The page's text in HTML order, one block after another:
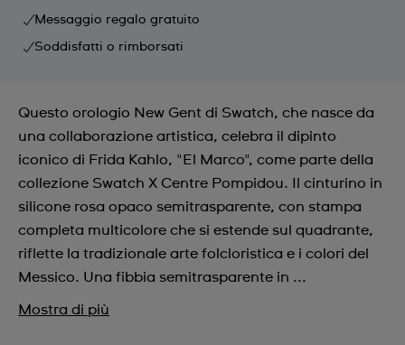
Messaggio regalo gratuito
Soddisfatti o rimborsati
Questo orologio New Gent di Swatch, che nasce da
una collaborazione artistica, celebra il dipinto
iconico di Frida Kahlo, "El Marco", come parte della
collezione Swatch X Centre Pompidou. Il cinturino in
silicone rosa opaco semitrasparente, con stampa
completa multicolore che si estende sul quadrante,
riflette la tradizionale arte folcloristica e i colori del
Messico. Una fibbia semitrasparente in ...
Mostra di più